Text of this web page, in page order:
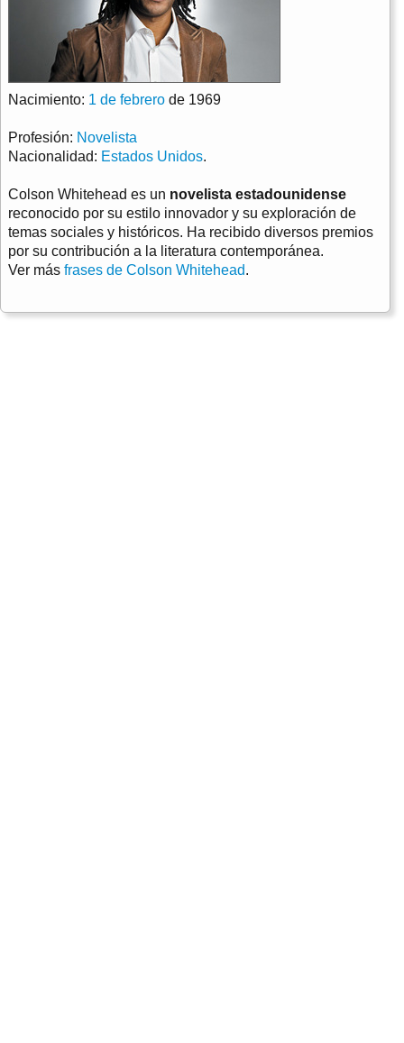
Nacimiento: 1 de febrero de 1969
Profesión: Novelista
Nacionalidad: Estados Unidos.
Colson Whitehead es un novelista estadounidense
reconocido por su estilo innovador y su exploración de
temas sociales y históricos. Ha recibido diversos premios
por su contribución a la literatura contemporánea.
Ver más frases de Colson Whitehead.